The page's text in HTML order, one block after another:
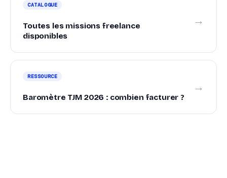
CATALOGUE
Toutes les missions freelance
disponibles
→
RESSOURCE
Baromètre TJM 2026 : combien facturer ?
→